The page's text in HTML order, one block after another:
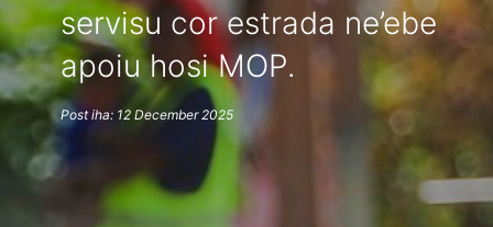
servisu cor estrada ne’ebe
apoiu hosi MOP.
Post iha: 12 December 2025